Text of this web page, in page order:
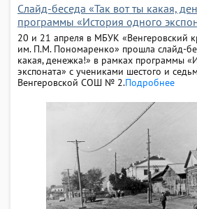
Слайд-беседа «Так вот ты какая,
программы «История одного
20 и 21 апреля в МБУК «Венгеровский
им. П.М. Пономаренко» прошла слайд-
какая, денежка!» в рамках программы
экспоната» с учениками шестого и
Венгеровской СОШ № 2.Подробнее